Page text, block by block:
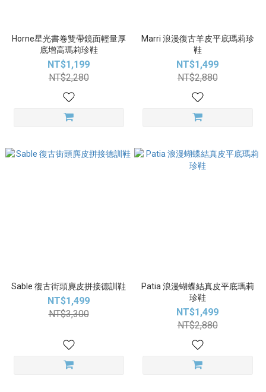
Horne星光書卷雙帶鏡面輕量厚
底增高瑪莉珍鞋
NT$1,199
NT$2,280
Marri 浪漫復古羊皮平底瑪莉珍
鞋
NT$1,499
NT$2,880
Sable 復古街頭麂皮拼接德訓鞋
NT$1,499
NT$3,300
Patia 浪漫蝴蝶結真皮平底瑪莉
珍鞋
NT$1,499
NT$2,880